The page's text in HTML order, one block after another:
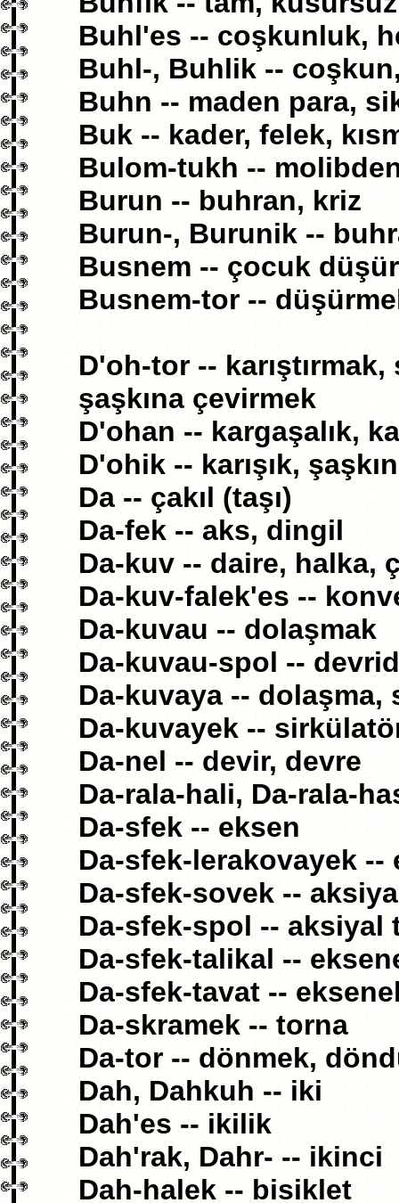
Buhl'es -- coşkunluk,
Buhl-, Buhlik --
Buhn -- maden para,
Buk -- kader, felek,
Bulom-tukh --
Burun -- buhran, kriz
Burun-, Burunik --
Busnem -- çocuk
Busnem-tor --
D'oh-tor --
şaşkına çevirmek
D'ohan -- kargaşalık,
D'ohik -- karışık,
Da -- çakıl (taşı)
Da-fek -- aks, dingil
Da-kuv -- daire, halka,
Da-kuv-falek'es --
Da-kuvau -- dolaşmak
Da-kuvau-spol --
Da-kuvaya --
Da-kuvayek --
Da-nel -- devir, devre
Da-rala-hali, Da-rala-
Da-sfek -- eksen
Da-sfek-lerakovayek
Da-sfek-sovek --
Da-sfek-spol -- aksiyal
Da-sfek-talikal --
Da-sfek-tavat --
Da-skramek -- torna
Da-tor -- dönmek,
Dah, Dahkuh -- iki
Dah'es -- ikilik
Dah'rak, Dahr- -- ikinci
Dah-halek -- bisiklet